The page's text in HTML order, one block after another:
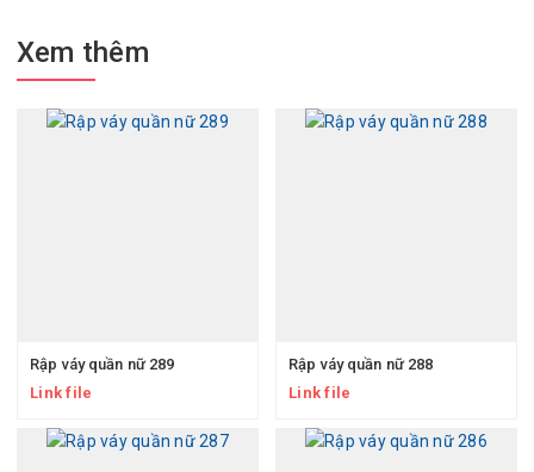
Xem thêm
Rập váy quần nữ 289
Link file
Rập váy quần nữ 288
Link file